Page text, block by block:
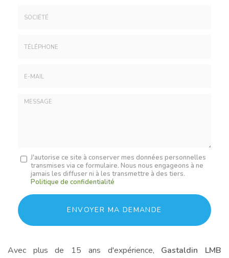
Message
J'autorise ce site à conserver mes données personnelles
transmises via ce formulaire. Nous nous engageons à ne
jamais les diffuser ni à les transmettre à des tiers.
Politique de confidentialité
Acceptation
RGPD
ENVOYER MA DEMANDE
Avec plus de 15 ans d'expérience, Gastaldin LMB